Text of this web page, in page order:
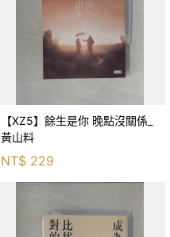
【XZ5】餘生是你 晚點沒關係_
黃山料
NT$ 229